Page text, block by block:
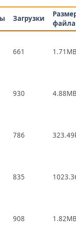
Загрузки
файла
661
930
786
835
908